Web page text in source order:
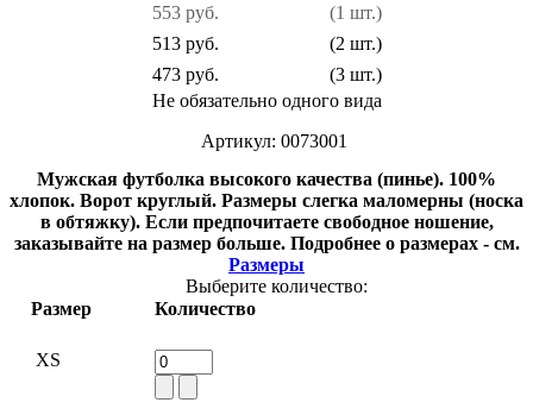
553 руб.
(1 шт.)
513 руб.
(2 шт.)
473 руб.
(3 шт.)
Не обязательно одного вида
Артикул: 0073001
Мужская футболка высокого качества (пинье). 100%
хлопок. Ворот круглый. Размеры слегка маломерны (носка
в обтяжку). Если предпочитаете свободное ношение,
заказывайте на размер больше.Подробнее о размерах - см.
Размеры
Выберите количество:
Размер
Количество
XS